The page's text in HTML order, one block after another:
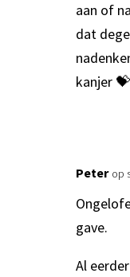
aan of
dat
kanjer 💝
Peter op
gave.
Al